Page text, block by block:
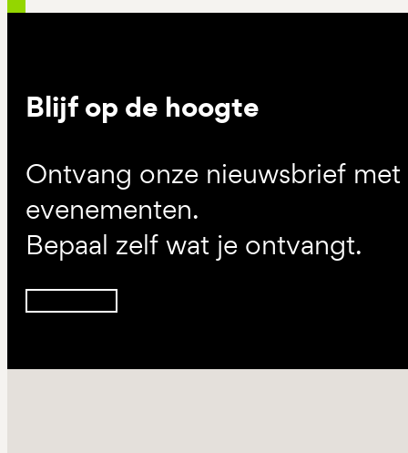
Blijf op de hoogte
Ontvang onze nieuwsbrief
evenementen.
Bepaal zelf wat je ontvangt.